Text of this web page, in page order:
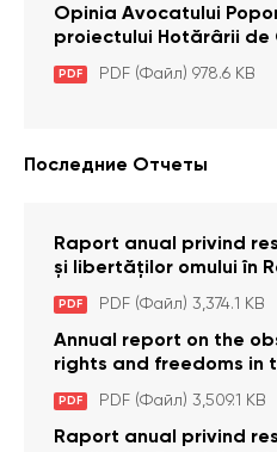
pentru comiterea cu
a fost luată în
Constituțională
Opinia Avocatului
proiectului Hotărârii de
aprobarea proiectului
activitatea sanitară
PDF PDF (Файл) 978.6 KB
Последние Отчеты
Raport anual privind
și libertăților omului în
anul 2023
PDF PDF (Файл) 3,374.1 KB
Annual report on the
rights and freedoms in
Moldova in 2023
PDF PDF (Файл) 3,509.1 KB
Raport anual privind